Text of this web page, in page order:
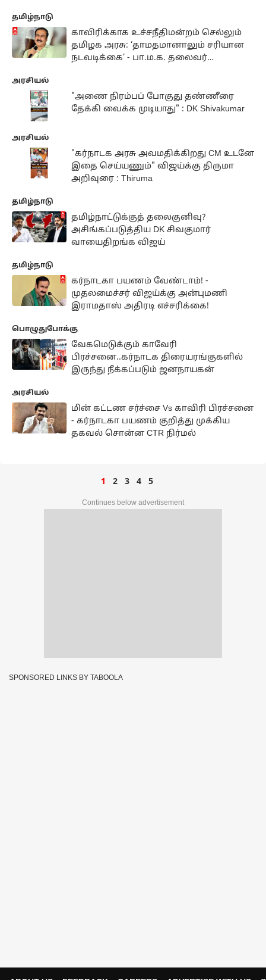
தமிழ்நாடு
காவிரிக்காக உச்சநீதிமன்றம் செல்லும்
தமிழக அரசு: ‘தாமதமானாலும் சரியான
நடவடிக்கை’ - பா.ம.க. தலைவர்
அரசியல்
"அணை நிரம்பப் போகுது தண்ணீரை
தேக்கி வைக்க முடியாது" : DK Shivakumar
அரசியல்
"கர்நாடக அரசு அவமதிக்கிறது CM உடனே
இதை செய்யணும்" விஜய்க்கு திருமா
அறிவுரை : Thiruma
தமிழ்நாடு
தமிழ்நாட்டுக்குத் தலைகுனிவு?
அசிங்கப்படுத்திய DK சிவகுமார்
வாயைதிறங்க விஜய்
தமிழ்நாடு
கர்நாடகா பயணம் வேண்டாம்! -
முதலமைச்சர் விஜய்க்கு அன்புமணி
இராமதாஸ் அதிரடி எச்சரிக்கை!
பொழுதுபோக்கு
வேகமெடுக்கும் காவேரி
பிரச்சனை..கர்நாடக திரையரங்குகளில்
இருந்து நீக்கப்படும் ஜனநாயகன்
அரசியல்
மின் கட்டண சர்ச்சை Vs காவிரி பிரச்சனை
- கர்நாடகா பயணம் குறித்து முக்கிய
தகவல் சொன்ன CTR நிர்மல்
1 2 3 4 5
Continues below advertisement
SPONSORED LINKS BY TABOOLA